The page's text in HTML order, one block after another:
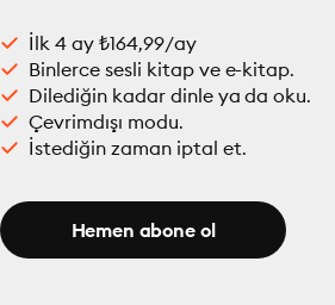
İlk 4 ay ₺164,99/ay
Binlerce sesli kitap ve e-kitap.
Dilediğin kadar dinle ya da oku.
Çevrimdışı modu.
İstediğin zaman iptal et.
Hemen abone ol